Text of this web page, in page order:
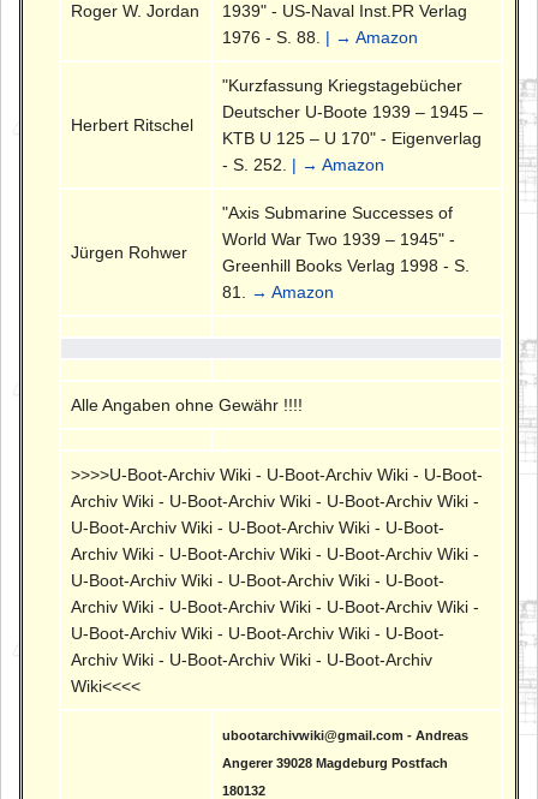
Roger W. Jordan
1939" - US-Naval Inst.PR Verlag
1976 - S. 88. | → Amazon
Herbert Ritschel
"Kurzfassung Kriegstagebücher
Deutscher U-Boote 1939 – 1945 –
KTB U 125 – U 170" - Eigenverlag
- S. 252. | → Amazon
Jürgen Rohwer
"Axis Submarine Successes of
World War Two 1939 – 1945" -
Greenhill Books Verlag 1998 - S.
81.
→ Amazon
Alle Angaben ohne Gewähr !!!!
>>>>U-Boot-Archiv Wiki - U-Boot-Archiv Wiki - U-Boot-
Archiv Wiki - U-Boot-Archiv Wiki - U-Boot-Archiv Wiki -
U-Boot-Archiv Wiki - U-Boot-Archiv Wiki - U-Boot-
Archiv Wiki - U-Boot-Archiv Wiki - U-Boot-Archiv Wiki -
U-Boot-Archiv Wiki - U-Boot-Archiv Wiki - U-Boot-
Archiv Wiki - U-Boot-Archiv Wiki - U-Boot-Archiv Wiki -
U-Boot-Archiv Wiki - U-Boot-Archiv Wiki - U-Boot-
Archiv Wiki - U-Boot-Archiv Wiki - U-Boot-Archiv
Wiki<<<<
ubootarchivwiki@gmail.com - Andreas
Angerer 39028 Magdeburg Postfach
180132